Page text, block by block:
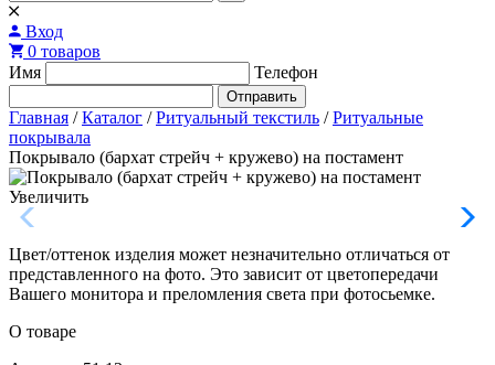
Вход
0 товаров
Имя
Телефон
Отправить
Главная / Каталог / Ритуальный текстиль / Ритуальные
покрывала
Покрывало (бархат стрейч + кружево) на постамент
Увеличить
Цвет/оттенок изделия может незначительно отличаться от
представленного на фото. Это зависит от цветопередачи
Вашего монитора и преломления света при фотосьемке.
О товаре